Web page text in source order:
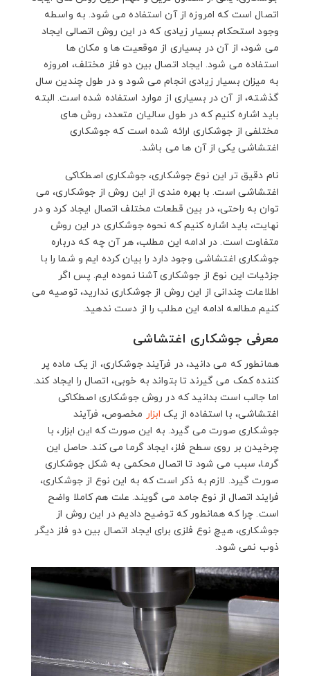
اتصال است که امروزه از آن استفاده می شود. به واسطه
وجود استحکام بسیار زیادی که در این روش اتصالی ایجاد
می شود، از آن در بسیاری از موقعیت ها و مکان ها
استفاده می شود. ایجاد اتصال بین دو فلز مختلف، امروزه
به میزان بسیار زیادی انجام می شود و در طول چندین سال
گذشته، از آن در بسیاری از موارد استفاده شده است. البته
باید اشاره کنیم که در طول سالیان متعدد، روش های
مختلفی از جوشکاری ارائه شده است که جوشکاری
اغتشاشی یکی از آن ها می باشد.
نام دقیق تر این نوع جوشکاری، جوشکاری اصطکاکی
اغتشاشی است. با بهره مندی از این روش از جوشکاری، می
توان به راحتی، در بین قطعات مختلف اتصال ایجاد کرد و در
نهایت، باید اشاره کنیم که نحوه جوشکاری در این روش
متفاوت است. در ادامه این مطلب، هر آن چه که درباره
جوشکاری اغتشاشی وجود دارد را بیان کرده ایم و شما را با
جزئیات این نوع از جوشکاری آشنا نموده ایم. پس اگر
اطلاعات چندانی از این روش از جوشکاری ندارید، توصیه می
کنیم مطالعه ادامه این مطلب را از دست ندهید.
معرفی جوشکاری اغتشاشی
همانطور که می دانید، در فرآیند جوشکاری، از یک ماده پر
کننده کمک می گیرند تا بتواند به خوبی، اتصال را ایجاد کند.
اما جالب است بدانید که در روش جوشکاری اصطکاکی
اغتشاشی، با استفاده از یک ابزار مخصوص، فرآیند
جوشکاری صورت می گیرد. به این صورت که این ابزار، با
چرخیدن بر روی سطح فلز، ایجاد گرما می کند. حاصل این
گرما، سبب می شود تا اتصال محکمی به شکل جوشکاری
صورت گیرد. لازم به ذکر است که به این نوع از جوشکاری،
فرایند اتصال از نوع جامد می گویند. علت هم کاملا واضح
است. چرا که همانطور که توضیح دادیم در این روش از
جوشکاری، هیچ نوع فلزی برای ایجاد اتصال بین دو فلز دیگر
ذوب نمی شود.